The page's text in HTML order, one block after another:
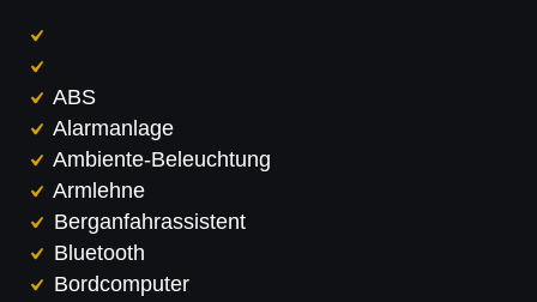
ABS
Alarmanlage
Ambiente-Beleuchtung
Armlehne
Berganfahrassistent
Bluetooth
Bordcomputer